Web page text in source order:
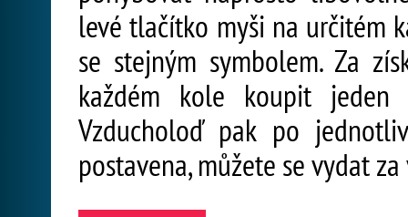
levé tlačítko myši na určitém
se stejným symbolem. Za
každém kole koupit
Vzducholoď pak po
postavena, můžete se vydat